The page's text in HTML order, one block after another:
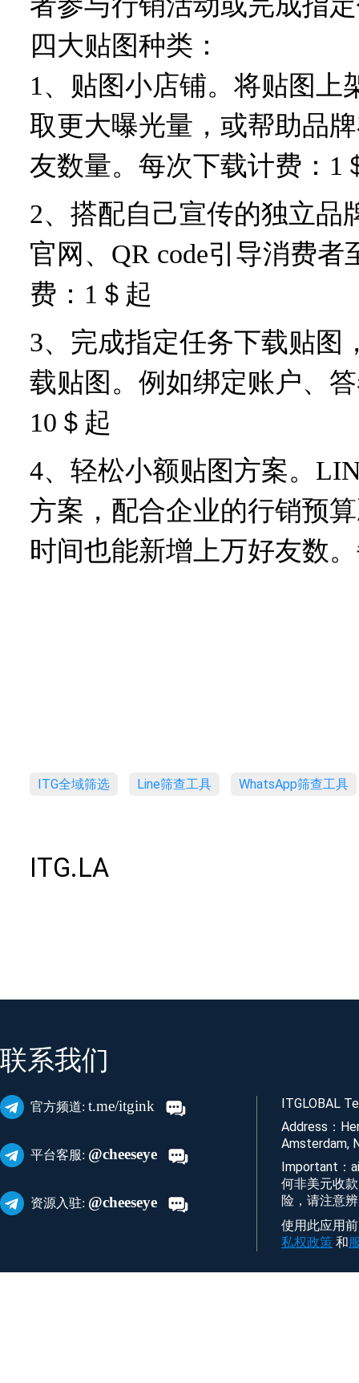
四大贴图种类：
1、贴图小店铺。将贴图上
取更大曝光量，或帮助品
友数量。每次下载计费：1
2、搭配自己宣传的独立品
官网、QR code引导消费
费：1＄起
3、完成指定任务下载贴图
载贴图。例如绑定账户、
10＄起
4、轻松小额贴图方案。
方案，配合企业的行销预
时间也能新增上万好友数
ITG全域筛选 Line筛查工具 WhatsApp筛查工具
ITG.LA
联系我们
官方频道: t.me/itgink
平台客服: @cheeseye
资源入驻: @cheeseye
ITGLOBAL
Address：
Amsterdam,
Important：
何非美元收
险，请注意
使用此应用
私权政策 和